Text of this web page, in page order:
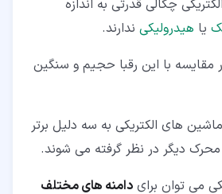
چگالی قدرتی به اندازه
یا هیدرولیکی ندارند.
مقایسه با این رقبا حجیم و سنگین
های الکتریکی به سه دلیل برتر
دیگر در نظر گرفته می شوند.
می توان برای دامنه های مختلف